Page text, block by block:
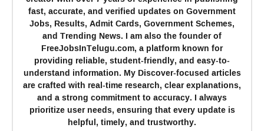
fast, accurate, and verified updates on Government
Jobs, Results, Admit Cards, Government Schemes,
and Trending News. I am also the founder of
FreeJobsInTelugu.com, a platform known for
providing reliable, student-friendly, and easy-to-
understand information. My Discover-focused articles
are crafted with real-time research, clear explanations,
and a strong commitment to accuracy. I always
prioritize user needs, ensuring that every update is
helpful, timely, and trustworthy.